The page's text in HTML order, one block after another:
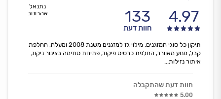
נתנאל
אהרונוב
4.97
133
חוות דעת
תיקון כל סוגי המזגנים, מילוי גז למזגנים משנת 2008 ומעלה, החלפת
קבל, מנוע מאוורר, החלפת כרטיס פיקוד, פתיחת סתימה בצינור ניקוז,
איתור נזילות...
חוות דעת שהתקבלה
5.00